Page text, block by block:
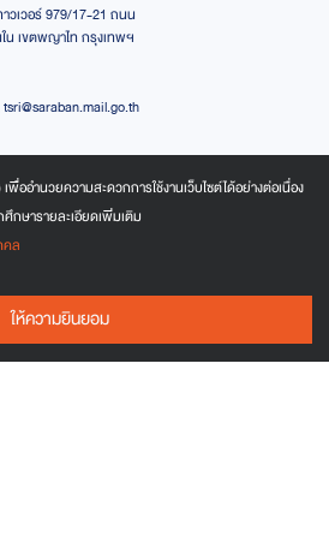
วเวอร์ 979/17-21 ถนน
น เขตพญาไท กรุงเทพฯ
ต
ยน)
องร้องเรียน)
มเว็บไซต์318,126ครั้ง
พื่ออำนวยความสะดวกการใช้งานเว็บไซต์ได้อย่างต่อเนื่อง
คล
ให้ความยินยอม